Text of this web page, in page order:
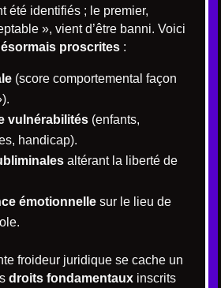
été identifiés ; le premier,
», vient d’être banni. Voici
proscrites :
(score comportemental façon
vulnérabilités (enfants,
handicap).
altérant la liberté de
émotionnelle sur le lieu de
froideur juridique se cache un
droits fondamentaux inscrits